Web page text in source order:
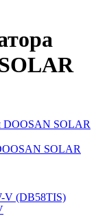
DOOSAN SOLAR
SOLAR
V (DB58TIS)